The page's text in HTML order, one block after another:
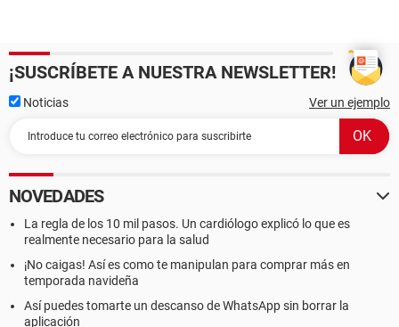
¡SUSCRÍBETE A NUESTRA NEWSLETTER!
Noticias Ver un ejemplo
NOVEDADES
La regla de los 10 mil pasos. Un cardiólogo explicó lo que es
realmente necesario para la salud
¡No caigas! Así es como te manipulan para comprar más en
temporada navideña
Así puedes tomarte un descanso de WhatsApp sin borrar la
aplicación